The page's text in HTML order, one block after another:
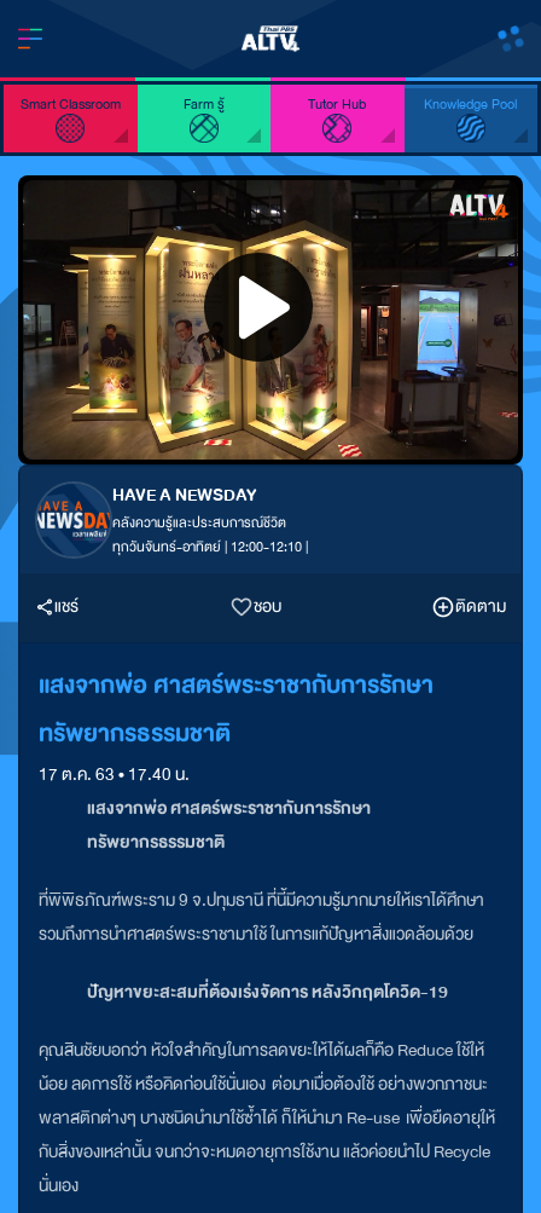
Smart Classroom Farm รู้ Tutor Hub Knowledge Pool
HAVE A NEWSDAY
คลังความรู้และประสบการณ์ชีวิต
ทุกวันจันทร์-อาทิตย์ | 12:00-12:10 |
แชร์ ชอบ ติดตาม
แสงจากพ่อ ศาสตร์พระราชากับการรักษา
ทรัพยากรธรรมชาติ
17 ต.ค. 63 • 17.40 น.
แสงจากพ่อ ศาสตร์พระราชากับการรักษา
ทรัพยากรธรรมชาติ
ที่พิพิธภัณฑ์พระราม 9 จ.ปทุมธานี ที่นี้มีความรู้มากมายให้เราได้ศึกษา
รวมถึงการนำศาสตร์พระราชามาใช้ ในการแก้ปัญหาสิ่งแวดล้อมด้วย
ปัญหาขยะสะสมที่ต้องเร่งจัดการ หลังวิกฤตโควิด-19
คุณสินชัยบอกว่า หัวใจสำคัญในการลดขยะให้ได้ผลก็คือ Reduce ใช้ให้
น้อย ลดการใช้ หรือคิดก่อนใช้นั่นเอง ต่อมาเมื่อต้องใช้ อย่างพวกภาชนะ
พลาสติกต่างๆ บางชนิดนำมาใช้ซ้ำได้ ก็ให้นำมา Re-use เพื่อยืดอายุให้
กับสิ่งของเหล่านั้น จนกว่าจะหมดอายุการใช้งาน แล้วค่อยนำไป Recycle
นั่นเอง